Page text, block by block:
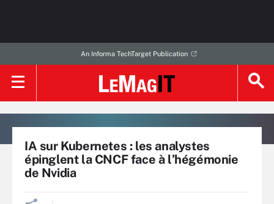
An Informa TechTarget Publication
IA sur Kubernetes : les analystes
épinglent la CNCF face à l’hégémonie
de Nvidia